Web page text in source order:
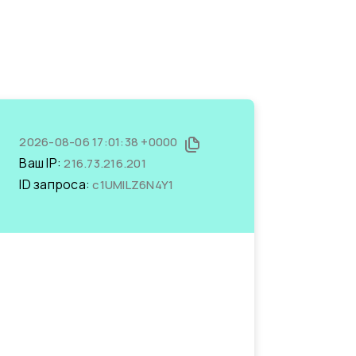
2026-08-06 17:01:38 +0000
Ваш IP:216.73.216.201
ID запроса:c1UMlLZ6N4Y1